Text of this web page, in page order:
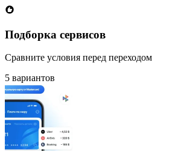
Подборка сервисов
Сравните условия перед переходом
5 вариантов